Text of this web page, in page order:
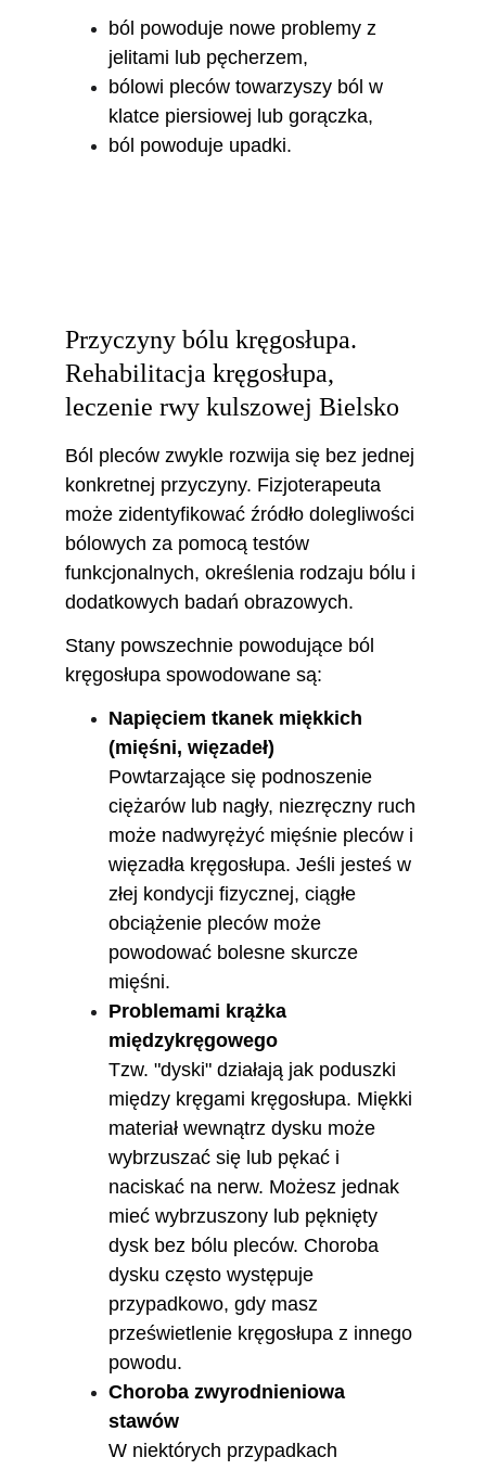
ból powoduje nowe problemy z
jelitami lub pęcherzem,
bólowi pleców towarzyszy ból w
klatce piersiowej lub gorączka,
ból powoduje upadki.
Przyczyny bólu kręgosłupa.
Rehabilitacja kręgosłupa,
leczenie rwy kulszowej Bielsko
Ból pleców zwykle rozwija się bez jednej
konkretnej przyczyny. Fizjoterapeuta
może zidentyfikować źródło dolegliwości
bólowych za pomocą testów
funkcjonalnych, określenia rodzaju bólu i
dodatkowych badań obrazowych.
Stany powszechnie powodujące ból
kręgosłupa spowodowane są:
Napięciem tkanek miękkich
(mięśni, więzadeł)
Powtarzające się podnoszenie
ciężarów lub nagły, niezręczny ruch
może nadwyrężyć mięśnie pleców i
więzadła kręgosłupa. Jeśli jesteś w
złej kondycji fizycznej, ciągłe
obciążenie pleców może
powodować bolesne skurcze
mięśni.
Problemami krążka
międzykręgowego
Tzw. "dyski" działają jak poduszki
między kręgami kręgosłupa. Miękki
materiał wewnątrz dysku może
wybrzuszać się lub pękać i
naciskać na nerw. Możesz jednak
mieć wybrzuszony lub pęknięty
dysk bez bólu pleców. Choroba
dysku często występuje
przypadkowo, gdy masz
prześwietlenie kręgosłupa z innego
powodu.
Choroba zwyrodnieniowa
stawów
W niektórych przypadkach